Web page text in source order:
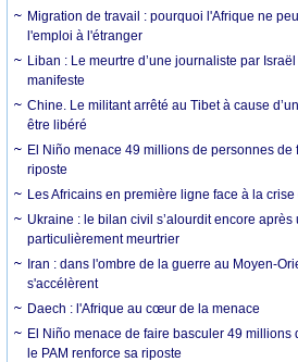
Migration de travail : pourquoi l'Afrique ne
l'emploi à l'étranger
Liban : Le meurtre d’une journaliste par
manifeste
Chine. Le militant arrêté au Tibet à cause
être libéré
El Niño menace 49 millions de personnes de
riposte
Les Africains en première ligne face à la
Ukraine : le bilan civil s’alourdit encore
particulièrement meurtrier
Iran : dans l'ombre de la guerre au Moyen-
s'accélèrent
Daech : l'Afrique au cœur de la menace
El Niño menace de faire basculer 49 millions
le PAM renforce sa riposte